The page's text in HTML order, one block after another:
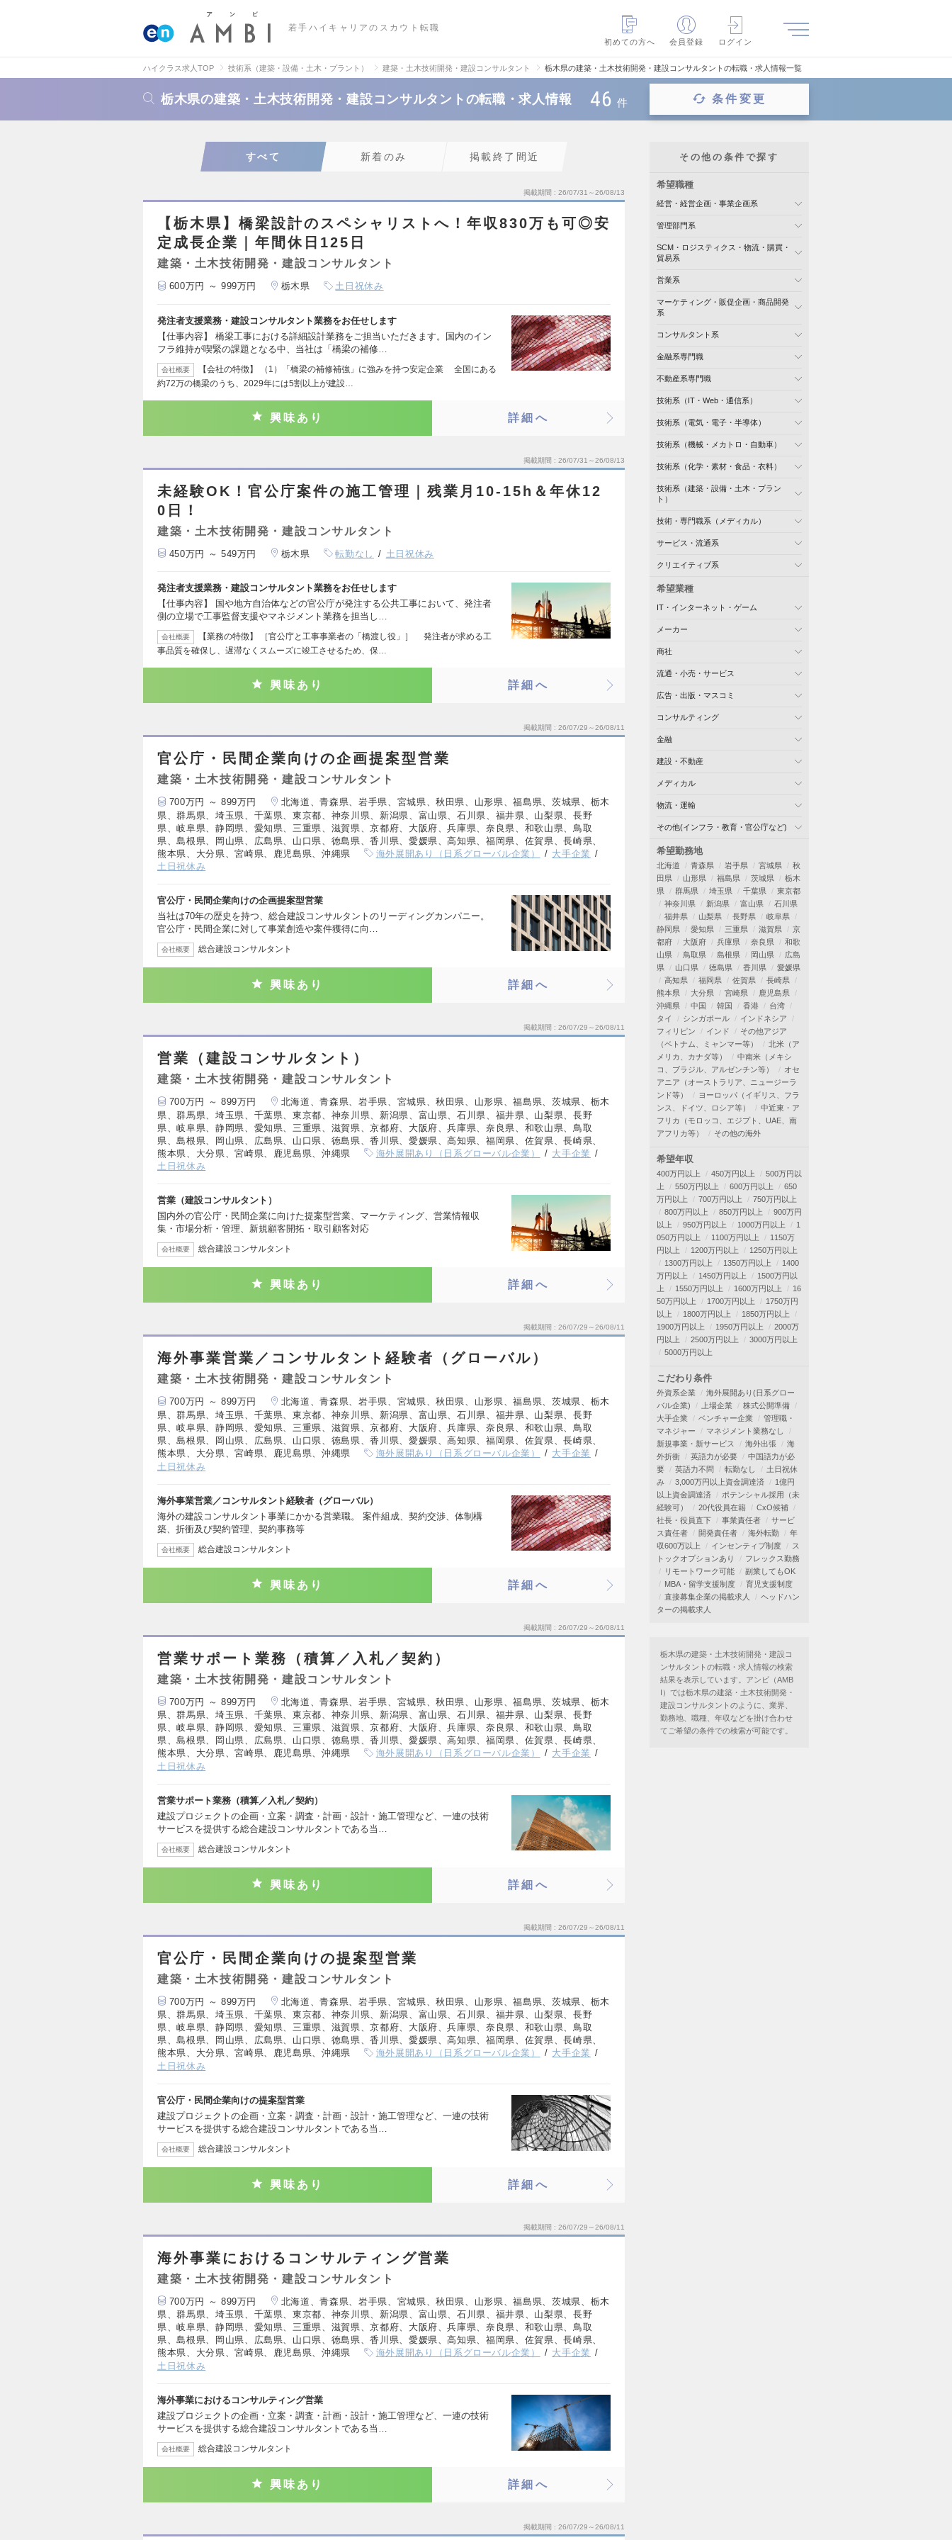
若手ハイキャリアのスカウト転職
初めての方へ
会員登録 ログイン
ハイクラス求人TOP 技術系（建築・設備・土木・プラント） 建築・土木技術開発・建設コンサルタント 栃木県の建築・土木技術開発・建設コンサルタントの転職・求人情報一覧
栃木県の建築・土木技術開発・建設コンサルタントの転職・求人情報 46 件 条件変更
すべて 新着のみ 掲載終了間近
掲載期間 26/07/31～26/08/13
【栃木県】橋梁設計のスペシャリストへ！年収830万も可◎安
定成長企業｜年間休日125日
建築・土木技術開発・建設コンサルタント
600万円 ～ 999万円 栃木県 土日祝休み
発注者支援業務・建設コンサルタント業務をお任せします
【仕事内容】 橋梁工事における詳細設計業務をご担当いただきます。国内のイン
フラ維持が喫緊の課題となる中、当社は「橋梁の補修…
会社概要
【会社の特徴】 （1）「橋梁の補修補強」に強みを持つ安定企業 全国にある
約72万の橋梁のうち、2029年には5割以上が建設…
興味あり 詳細へ
掲載期間 26/07/31～26/08/13
未経験OK！官公庁案件の施工管理｜残業月10-15h＆年休12
0日！
建築・土木技術開発・建設コンサルタント
450万円 ～ 549万円 栃木県 転勤なし 土日祝休み
発注者支援業務・建設コンサルタント業務をお任せします
【仕事内容】 国や地方自治体などの官公庁が発注する公共工事において、発注者
側の立場で工事監督支援やマネジメント業務を担当し…
会社概要
【業務の特徴】 ［官公庁と工事事業者の「橋渡し役」］ 発注者が求める工
事品質を確保し、遅滞なくスムーズに竣工させるため、保…
興味あり 詳細へ
掲載期間 26/07/29～26/08/11
官公庁・民間企業向けの企画提案型営業
建築・土木技術開発・建設コンサルタント
700万円 ～ 899万円
北海道、青森県、岩手県、宮城県、秋田県、山形県、福島県、茨城県、栃木
県、群馬県、埼玉県、千葉県、東京都、神奈川県、新潟県、富山県、石川県、福井県、山梨県、長野
県、岐阜県、静岡県、愛知県、三重県、滋賀県、京都府、大阪府、兵庫県、奈良県、和歌山県、鳥取
県、島根県、岡山県、広島県、山口県、徳島県、香川県、愛媛県、高知県、福岡県、佐賀県、長崎県、
熊本県、大分県、宮崎県、鹿児島県、沖縄県
海外展開あり（日系グローバル企業）
大手企業
土日祝休み
官公庁・民間企業向けの企画提案型営業
当社は70年の歴史を持つ、総合建設コンサルタントのリーディングカンパニー。
官公庁・民間企業に対して事業創造や案件獲得に向…
会社概要 総合建設コンサルタント
興味あり 詳細へ
掲載期間 26/07/29～26/08/11
営業（建設コンサルタント）
建築・土木技術開発・建設コンサルタント
700万円 ～ 899万円
北海道、青森県、岩手県、宮城県、秋田県、山形県、福島県、茨城県、栃木
県、群馬県、埼玉県、千葉県、東京都、神奈川県、新潟県、富山県、石川県、福井県、山梨県、長野
県、岐阜県、静岡県、愛知県、三重県、滋賀県、京都府、大阪府、兵庫県、奈良県、和歌山県、鳥取
県、島根県、岡山県、広島県、山口県、徳島県、香川県、愛媛県、高知県、福岡県、佐賀県、長崎県、
熊本県、大分県、宮崎県、鹿児島県、沖縄県
海外展開あり（日系グローバル企業）
大手企業
土日祝休み
営業（建設コンサルタント）
国内外の官公庁・民間企業に向けた提案型営業、マーケティング、営業情報収
集・市場分析・管理、新規顧客開拓・取引顧客対応
会社概要 総合建設コンサルタント
興味あり 詳細へ
掲載期間 26/07/29～26/08/11
海外事業営業／コンサルタント経験者（グローバル）
建築・土木技術開発・建設コンサルタント
700万円 ～ 899万円
北海道、青森県、岩手県、宮城県、秋田県、山形県、福島県、茨城県、栃木
県、群馬県、埼玉県、千葉県、東京都、神奈川県、新潟県、富山県、石川県、福井県、山梨県、長野
県、岐阜県、静岡県、愛知県、三重県、滋賀県、京都府、大阪府、兵庫県、奈良県、和歌山県、鳥取
県、島根県、岡山県、広島県、山口県、徳島県、香川県、愛媛県、高知県、福岡県、佐賀県、長崎県、
熊本県、大分県、宮崎県、鹿児島県、沖縄県
海外展開あり（日系グローバル企業）
大手企業
土日祝休み
海外事業営業／コンサルタント経験者（グローバル）
海外の建設コンサルタント事業にかかる営業職。 案件組成、契約交渉、体制構
築、折衝及び契約管理、契約事務等
会社概要 総合建設コンサルタント
興味あり 詳細へ
掲載期間 26/07/29～26/08/11
営業サポート業務（積算／入札／契約）
建築・土木技術開発・建設コンサルタント
700万円 ～ 899万円
北海道、青森県、岩手県、宮城県、秋田県、山形県、福島県、茨城県、栃木
県、群馬県、埼玉県、千葉県、東京都、神奈川県、新潟県、富山県、石川県、福井県、山梨県、長野
県、岐阜県、静岡県、愛知県、三重県、滋賀県、京都府、大阪府、兵庫県、奈良県、和歌山県、鳥取
県、島根県、岡山県、広島県、山口県、徳島県、香川県、愛媛県、高知県、福岡県、佐賀県、長崎県、
熊本県、大分県、宮崎県、鹿児島県、沖縄県
海外展開あり（日系グローバル企業）
大手企業
土日祝休み
営業サポート業務（積算／入札／契約）
建設プロジェクトの企画・立案・調査・計画・設計・施工管理など、一連の技術
サービスを提供する総合建設コンサルタントである当…
会社概要 総合建設コンサルタント
興味あり 詳細へ
掲載期間 26/07/29～26/08/11
官公庁・民間企業向けの提案型営業
建築・土木技術開発・建設コンサルタント
700万円 ～ 899万円
北海道、青森県、岩手県、宮城県、秋田県、山形県、福島県、茨城県、栃木
県、群馬県、埼玉県、千葉県、東京都、神奈川県、新潟県、富山県、石川県、福井県、山梨県、長野
県、岐阜県、静岡県、愛知県、三重県、滋賀県、京都府、大阪府、兵庫県、奈良県、和歌山県、鳥取
県、島根県、岡山県、広島県、山口県、徳島県、香川県、愛媛県、高知県、福岡県、佐賀県、長崎県、
熊本県、大分県、宮崎県、鹿児島県、沖縄県
海外展開あり（日系グローバル企業）
大手企業
土日祝休み
官公庁・民間企業向けの提案型営業
建設プロジェクトの企画・立案・調査・計画・設計・施工管理など、一連の技術
サービスを提供する総合建設コンサルタントである当…
会社概要 総合建設コンサルタント
興味あり 詳細へ
掲載期間 26/07/29～26/08/11
海外事業におけるコンサルティング営業
建築・土木技術開発・建設コンサルタント
700万円 ～ 899万円
北海道、青森県、岩手県、宮城県、秋田県、山形県、福島県、茨城県、栃木
県、群馬県、埼玉県、千葉県、東京都、神奈川県、新潟県、富山県、石川県、福井県、山梨県、長野
県、岐阜県、静岡県、愛知県、三重県、滋賀県、京都府、大阪府、兵庫県、奈良県、和歌山県、鳥取
県、島根県、岡山県、広島県、山口県、徳島県、香川県、愛媛県、高知県、福岡県、佐賀県、長崎県、
熊本県、大分県、宮崎県、鹿児島県、沖縄県
海外展開あり（日系グローバル企業）
大手企業
土日祝休み
海外事業におけるコンサルティング営業
建設プロジェクトの企画・立案・調査・計画・設計・施工管理など、一連の技術
サービスを提供する総合建設コンサルタントである当…
会社概要 総合建設コンサルタント
興味あり 詳細へ
掲載期間 26/07/29～26/08/11
その他の条件で探す
希望職種
経営・経営企画・事業企画系
管理部門系
SCM・ロジスティクス・物流・購買・
貿易系
営業系
マーケティング・販促企画・商品開発
系
コンサルタント系
金融系専門職
不動産系専門職
技術系（IT・Web・通信系）
技術系（電気・電子・半導体）
技術系（機械・メカトロ・自動車）
技術系（化学・素材・食品・衣料）
技術系（建築・設備・土木・プラン
ト）
技術・専門職系（メディカル）
サービス・流通系
クリエイティブ系
希望業種
IT・インターネット・ゲーム
メーカー
商社
流通・小売・サービス
広告・出版・マスコミ
コンサルティング
金融
建設・不動産
メディカル
物流・運輸
その他(インフラ・教育・官公庁など)
希望勤務地
北海道 青森県 岩手県 宮城県
秋
田県
山形県 福島県 茨城県
栃木
県
群馬県 埼玉県 千葉県
東京都
神奈川県
新潟県 富山県
石川県
福井県
山梨県 長野県
岐阜県
静岡県
愛知県 三重県 滋賀県
京
都府
大阪府 兵庫県 奈良県
和歌
山県
鳥取県 島根県 岡山県
広島
県
山口県 徳島県 香川県
愛媛県
高知県
福岡県 佐賀県
長崎県
熊本県
大分県 宮崎県
鹿児島県
沖縄県
中国 韓国 香港
台湾
タイ
シンガポール
インドネシア
フィリピン
インド
その他アジア
（ベトナム、ミャンマー等）
北米（ア
メリカ、カナダ等）
中南米（メキシ
コ、ブラジル、アルゼンチン等）
オセ
アニア（オーストラリア、ニュージーラ
ンド等）
ヨーロッパ（イギリス、フラ
ンス、ドイツ、ロシア等）
中近東・ア
フリカ（モロッコ、エジプト、UAE、南
アフリカ等）
その他の海外
希望年収
400万円以上 450万円以上
500万円以
上
550万円以上 600万円以上
650
万円以上
700万円以上
750万円以上
800万円以上
850万円以上
900万円
以上
950万円以上 1000万円以上
1
050万円以上
1100万円以上
1150万
円以上
1200万円以上
1250万円以上
1300万円以上
1350万円以上
1400
万円以上
1450万円以上
1500万円以
上
1550万円以上 1600万円以上
16
50万円以上
1700万円以上
1750万円
以上
1800万円以上
1850万円以上
1900万円以上
1950万円以上
2000万
円以上
2500万円以上
3000万円以上
5000万円以上
こだわり条件
外資系企業
海外展開あり(日系グロー
バル企業)
上場企業
株式公開準備
大手企業
ベンチャー企業
管理職・
マネジャー
マネジメント業務なし
新規事業・新サービス
海外出張
海
外折衝
英語力が必要
中国語力が必
要
英語力不問 転勤なし
土日祝休
み
3,000万円以上資金調達済
1億円
以上資金調達済
ポテンシャル採用（未
経験可）
20代役員在籍
CxO候補
社長・役員直下
事業責任者
サービ
ス責任者
開発責任者 海外転勤
年
収600万以上
インセンティブ制度
ス
トックオプションあり
フレックス勤務
リモートワーク可能
副業してもOK
MBA・留学支援制度
育児支援制度
直接募集企業の掲載求人
ヘッドハン
ターの掲載求人
栃木県の建築・土木技術開発・建設コ
ンサルタントの転職・求人情報の検索
結果を表示しています。アンビ（AMB
I）では栃木県の建築・土木技術開発・
建設コンサルタントのように、業界、
勤務地、職種、年収などを掛け合わせ
てご希望の条件での検索が可能です。